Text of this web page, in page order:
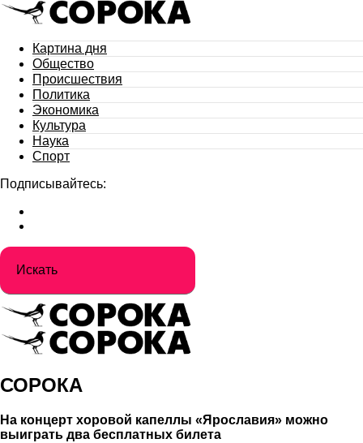
Картина дня
Общество
Происшествия
Политика
Экономика
Культура
Наука
Спорт
Подписывайтесь:
СОРОКА
На концерт хоровой капеллы «Ярославия» можно
выиграть два бесплатных билета